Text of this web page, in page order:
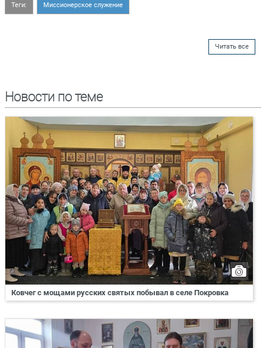
Теги: Миссионерское служение
Читать все
Новости по теме
Ковчег с мощами русских святых побывал в селе Покровка